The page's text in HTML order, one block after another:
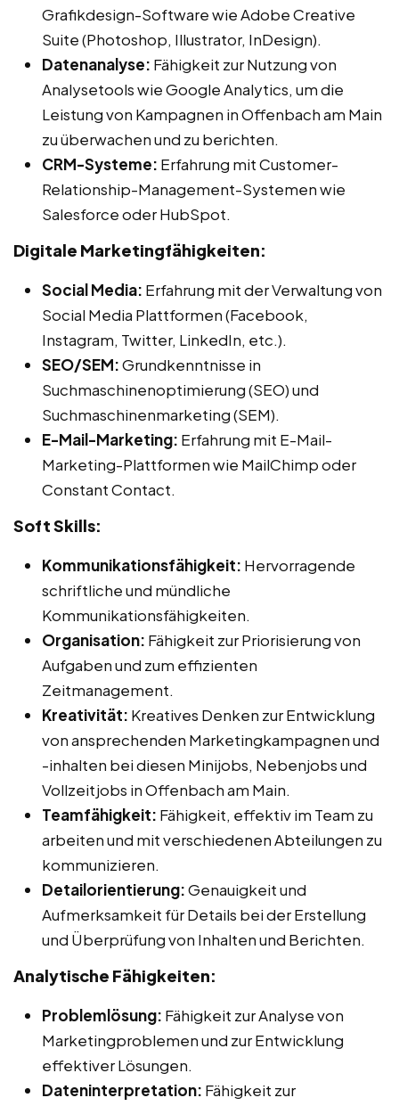
Grafikdesign-Software wie Adobe Creative
Suite (Photoshop, Illustrator, InDesign).
Datenanalyse: Fähigkeit zur Nutzung von
Analysetools wie Google Analytics, um die
Leistung von Kampagnen in Offenbach am Main
zu überwachen und zu berichten.
CRM-Systeme: Erfahrung mit Customer-
Relationship-Management-Systemen wie
Salesforce oder HubSpot.
Digitale Marketingfähigkeiten:
Social Media: Erfahrung mit der Verwaltung von
Social Media Plattformen (Facebook,
Instagram, Twitter, LinkedIn, etc.).
SEO/SEM:Grundkenntnisse in
Suchmaschinenoptimierung (SEO) und
Suchmaschinenmarketing (SEM).
E-Mail-Marketing: Erfahrung mit E-Mail-
Marketing-Plattformen wie MailChimp oder
Constant Contact.
Soft Skills:
Kommunikationsfähigkeit: Hervorragende
schriftliche und mündliche
Kommunikationsfähigkeiten.
Organisation: Fähigkeit zur Priorisierung von
Aufgaben und zum effizienten
Zeitmanagement.
Kreativität: Kreatives Denken zur Entwicklung
von ansprechenden Marketingkampagnen und
-inhalten bei diesen Minijobs, Nebenjobs und
Vollzeitjobs in Offenbach am Main.
Teamfähigkeit: Fähigkeit, effektiv im Team zu
arbeiten und mit verschiedenen Abteilungen zu
kommunizieren.
Detailorientierung:Genauigkeit und
Aufmerksamkeit für Details bei der Erstellung
und Überprüfung von Inhalten und Berichten.
Analytische Fähigkeiten:
Problemlösung: Fähigkeit zur Analyse von
Marketingproblemen und zur Entwicklung
effektiver Lösungen.
Dateninterpretation: Fähigkeit zur